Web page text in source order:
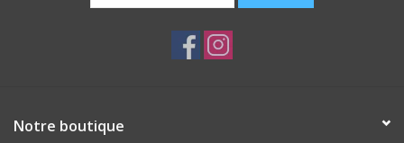
Notre boutique